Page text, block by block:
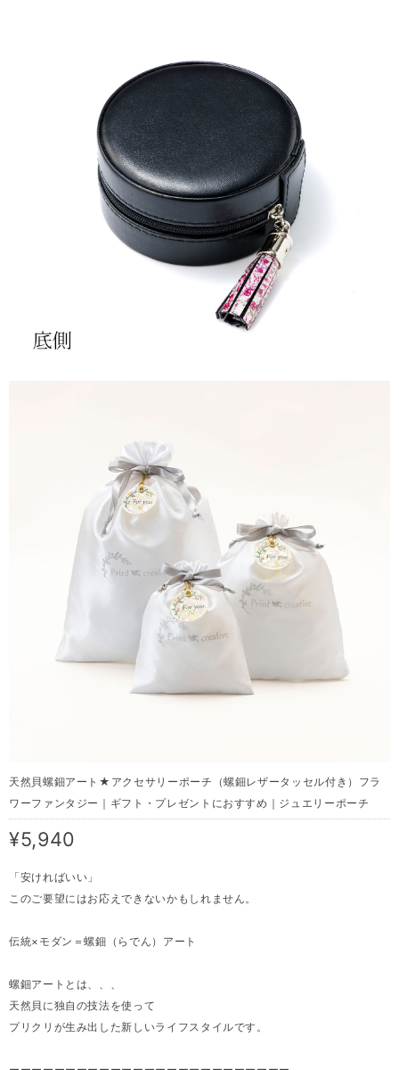
天然貝螺鈿アート★アクセサリーポーチ（螺鈿レザータッセル付き）フラ
ワーファンタジー｜ギフト・プレゼントにおすすめ｜ジュエリーポーチ
¥5,940
「安ければいい」
このご要望にはお応えできないかもしれません。
伝統×モダン＝螺鈿（らでん）アート
螺鈿アートとは、、、
天然貝に独自の技法を使って
プリクリが生み出した新しいライフスタイルです。